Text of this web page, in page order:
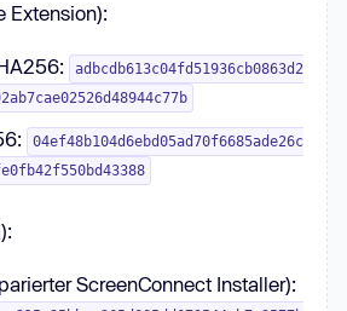
Extension):
adbcdb613c04fd51936cb0863d2
04ef48b104d6ebd05ad70f6685ade26c
ScreenConnect Installer):